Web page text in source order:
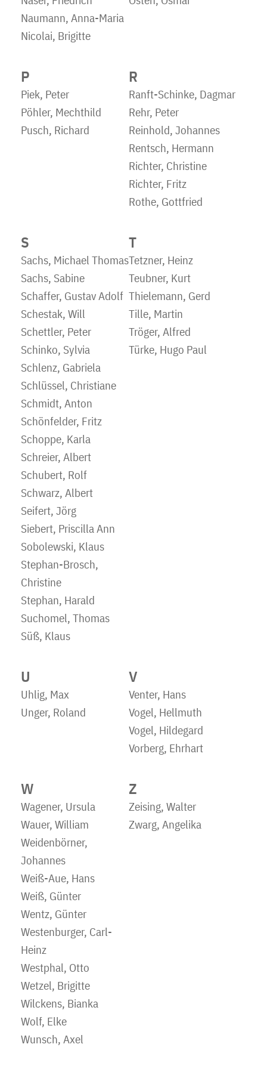
Naumann, Anna-Maria
Nicolai, Brigitte
P
Piek, Peter
Pöhler, Mechthild
Pusch, Richard
R
Ranft-Schinke, Dagmar
Rehr, Peter
Reinhold, Johannes
Rentsch, Hermann
Richter, Christine
Richter, Fritz
Rothe, Gottfried
S
Sachs, Michael Thomas
Sachs, Sabine
Schaffer, Gustav Adolf
Schestak, Will
Schettler, Peter
Schinko, Sylvia
Schlenz, Gabriela
Schlüssel, Christiane
Schmidt, Anton
Schönfelder, Fritz
Schoppe, Karla
Schreier, Albert
Schubert, Rolf
Schwarz, Albert
Seifert, Jörg
Siebert, Priscilla Ann
Sobolewski, Klaus
Stephan-Brosch,
Christine
Stephan, Harald
Suchomel, Thomas
Süß, Klaus
T
Tetzner, Heinz
Teubner, Kurt
Thielemann, Gerd
Tille, Martin
Tröger, Alfred
Türke, Hugo Paul
U
Uhlig, Max
Unger, Roland
V
Venter, Hans
Vogel, Hellmuth
Vogel, Hildegard
Vorberg, Ehrhart
W
Wagener, Ursula
Wauer, William
Weidenbörner,
Johannes
Weiß-Aue, Hans
Weiß, Günter
Wentz, Günter
Westenburger, Carl-
Heinz
Westphal, Otto
Wetzel, Brigitte
Wilckens, Bianka
Wolf, Elke
Wunsch, Axel
Z
Zeising, Walter
Zwarg, Angelika